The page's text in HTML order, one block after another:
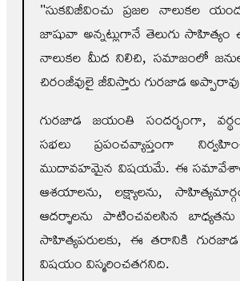
"సుకవిజీవించు ప్రజల నాలుకల
జాషువా అన్నట్లుగానే తెలుగు సాహిత్యం
నాలుకల మీద నిలిచి, సమాజంలో
చిరంజీవులై జీవిస్తారు గురజాడ
గురజాడ జయంతి సందర్భంగా,
సభలు ప్రపంచవ్యాప్తంగా
ముదావహమైన విషయమే. ఈ
ఆశయాలను, లక్ష్యాలను,
ఆదర్శాలను పాటించవలసిన
సాహిత్యపరులకు, ఈ తరానికి గురజాడ
విషయం విస్మరించతగనిది.